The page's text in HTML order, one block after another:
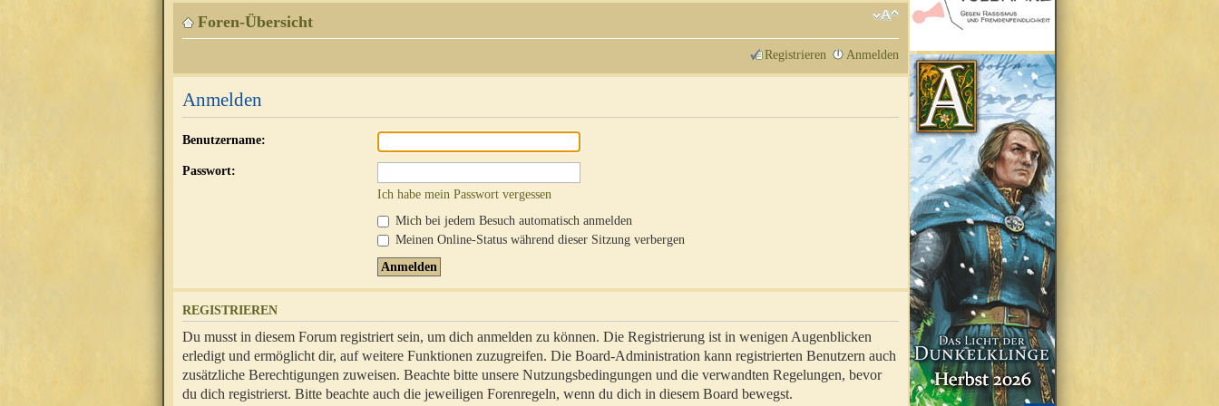
Foren-Übersicht
Registrieren Anmelden
Anmelden
Benutzername:
Passwort:
Ich habe mein Passwort vergessen
Mich bei jedem Besuch automatisch anmelden
Meinen Online-Status während dieser Sitzung verbergen
REGISTRIEREN
Du musst in diesem Forum registriert sein, um dich anmelden zu können. Die Registrierung ist in wenigen Augenblicken
erledigt und ermöglicht dir, auf weitere Funktionen zuzugreifen. Die Board-Administration kann registrierten Benutzern auch
zusätzliche Berechtigungen zuweisen. Beachte bitte unsere Nutzungsbedingungen und die verwandten Regelungen, bevor
du dich registrierst. Bitte beachte auch die jeweiligen Forenregeln, wenn du dich in diesem Board bewegst.